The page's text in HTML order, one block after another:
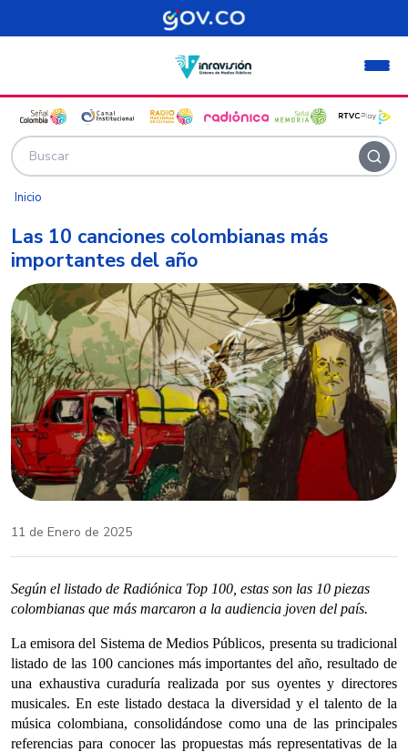
Pasar al contenido principal
Inicio
Las 10 canciones colombianas más
importantes del año
11 de Enero de 2025
Según el listado de Radiónica Top 100, estas son las 10 piezas
colombianas que más marcaron a la audiencia joven del país.
La emisora del Sistema de Medios Públicos, presenta su tradicional
listado de las 100 canciones más importantes del año, resultado de
una exhaustiva curaduría realizada por sus oyentes y directores
musicales. En este listado destaca la diversidad y el talento de la
música colombiana, consolidándose como una de las principales
referencias para conocer las propuestas más representativas de la